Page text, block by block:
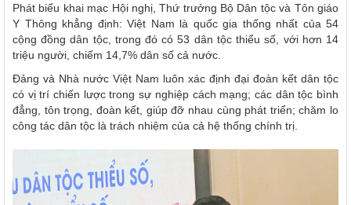
Phát biểu khai mạc Hội nghị, Thứ trưởng Bộ Dân tộc và Tôn giáo
Y Thông khẳng định: Việt Nam là quốc gia thống nhất của 54
cộng đồng dân tộc, trong đó có 53 dân tộc thiểu số, với hơn 14
triệu người, chiếm 14,7% dân số cả nước.
Đảng và Nhà nước Việt Nam luôn xác định đại đoàn kết dân tộc
có vị trí chiến lược trong sự nghiệp cách mạng; các dân tộc bình
đẳng, tôn trọng, đoàn kết, giúp đỡ nhau cùng phát triển; chăm lo
công tác dân tộc là trách nhiệm của cả hệ thống chính trị.